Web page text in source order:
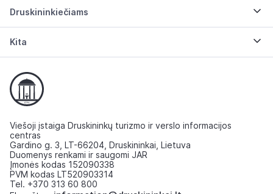
Druskininkiečiams
Kita
Viešoji įstaiga Druskininkų turizmo ir verslo informacijos
centras
Gardino g. 3, LT-66204, Druskininkai, Lietuva
Duomenys renkami ir saugomi JAR
Įmonės kodas 152090338
PVM kodas LT520903314
Tel. +370 313 60 800